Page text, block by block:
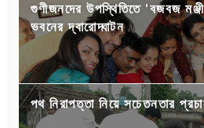
গুণীজনদের উপস্থিতিতে 'বজবজ
ভবনের দ্বারোদ্ঘাটন
পথ নিরাপত্তা নিয়ে সচেতনতার